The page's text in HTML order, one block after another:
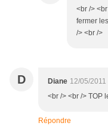
<br />
fermer
/> <br />
D Diane 12/05/2011
<br /> <br /> TOP
Répondre